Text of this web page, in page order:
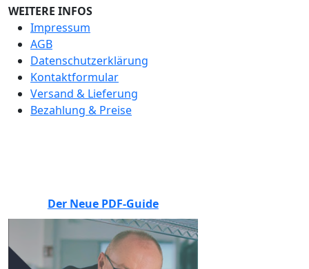
WEITERE INFOS
Impressum
AGB
Datenschutzerklärung
Kontaktformular
Versand & Lieferung
Bezahlung & Preise
Der Neue PDF-Guide